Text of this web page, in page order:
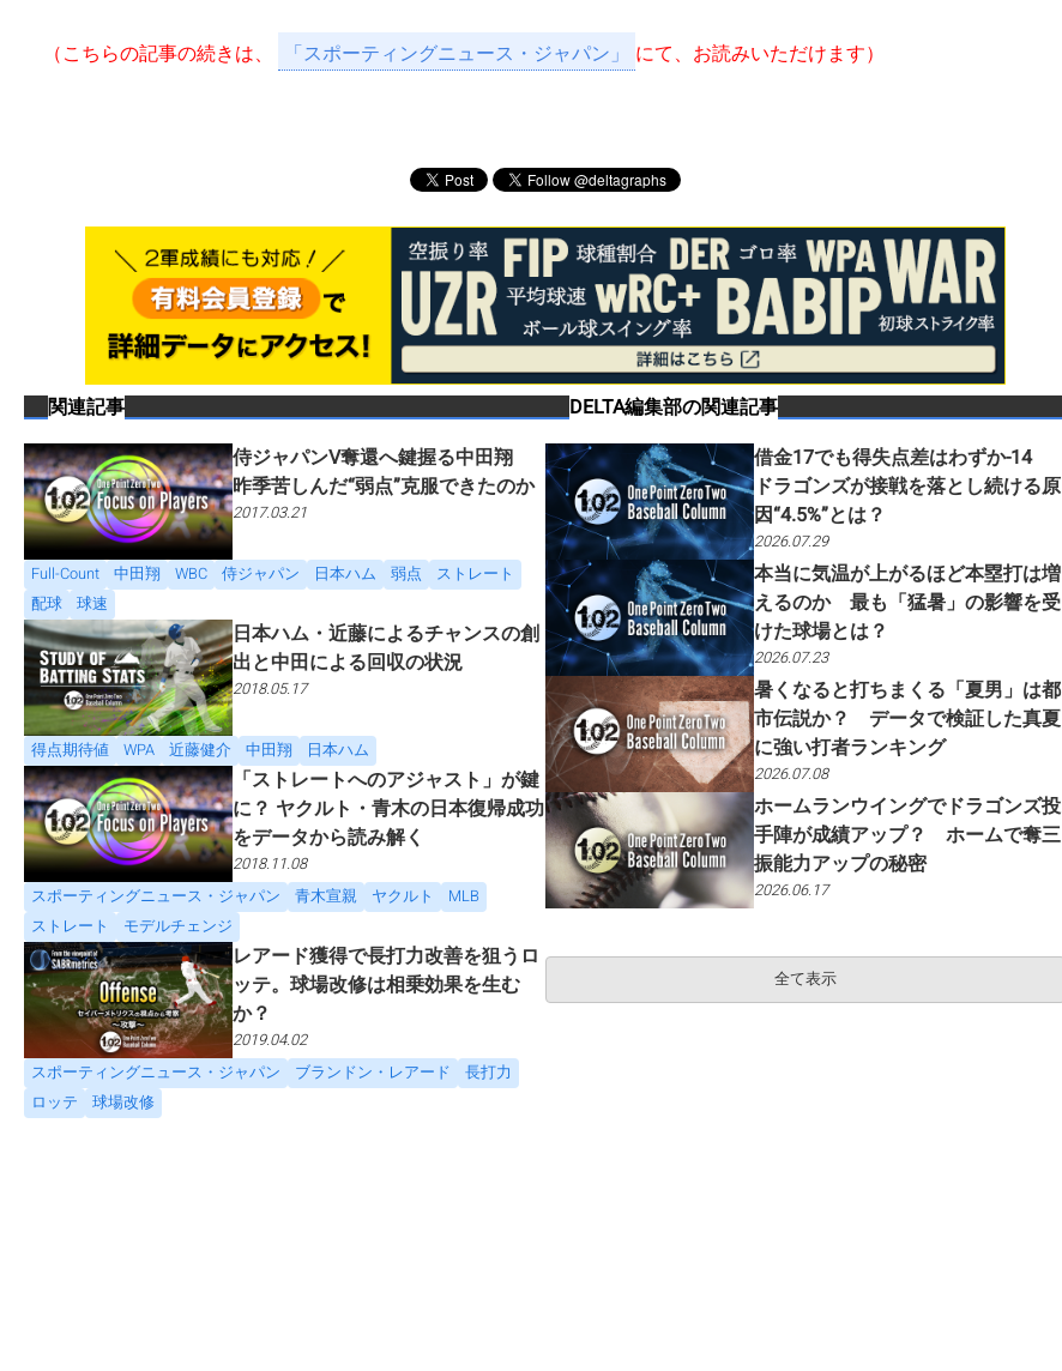
（こちらの記事の続きは、 「スポーティングニュース・ジャパン」 にて、お読みいただけます）
関連記事
侍ジャパンV奪還へ鍵握る中田翔
昨季苦しんだ“弱点”克服できたのか
2017.03.21
Full-Count 中田翔 WBC 侍ジャパン 日本ハム 弱点
ストレート
配球
球速
日本ハム・近藤によるチャンスの創
出と中田による回収の状況
2018.05.17
得点期待値 WPA 近藤健介 中田翔 日本ハム
「ストレートへのアジャスト」が鍵
に？ ヤクルト・青木の日本復帰成功
をデータから読み解く
2018.11.08
スポーティングニュース・ジャパン
青木宣親 ヤクルト
MLB
ストレート
モデルチェンジ
レアード獲得で長打力改善を狙うロ
ッテ。球場改修は相乗効果を生む
か？
2019.04.02
スポーティングニュース・ジャパン
ブランドン・レアード
長打力
ロッテ
球場改修
DELTA編集部の関連記事
借金17でも得失点差はわずか-14
ドラゴンズが接戦を落とし続ける原
因“4.5%”とは？
2026.07.29
本当に気温が上がるほど本塁打は増
えるのか 最も「猛暑」の影響を受
けた球場とは？
2026.07.23
暑くなると打ちまくる「夏男」は都
市伝説か？ データで検証した真夏
に強い打者ランキング
2026.07.08
ホームランウイングでドラゴンズ投
手陣が成績アップ？ ホームで奪三
振能力アップの秘密
2026.06.17
全て表示